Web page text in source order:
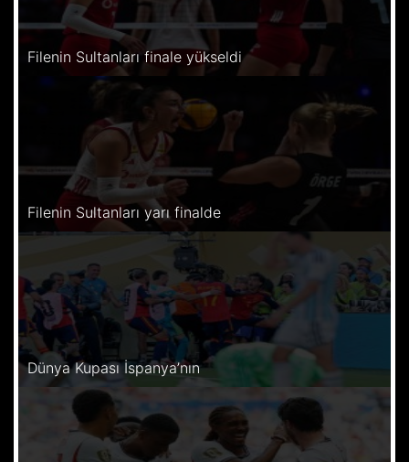
Filenin Sultanları finale yükseldi
Filenin Sultanları yarı finalde
Dünya Kupası İspanya’nın